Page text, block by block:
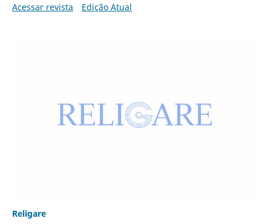
Acessar revista
Edição Atual
Religare